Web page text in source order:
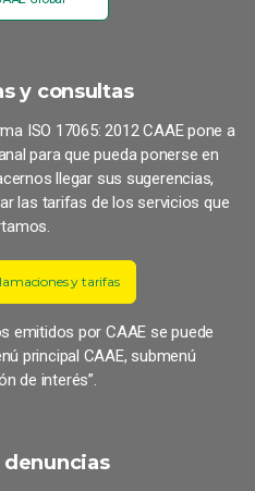
y consultas
ISO 17065: 2012 CAAE pone a
para que pueda ponerse en
llegar sus sugerencias,
las tarifas de los servicios que
y tarifas
emitidos por CAAE se puede
principal CAAE, submenú
de interés”.
denuncias